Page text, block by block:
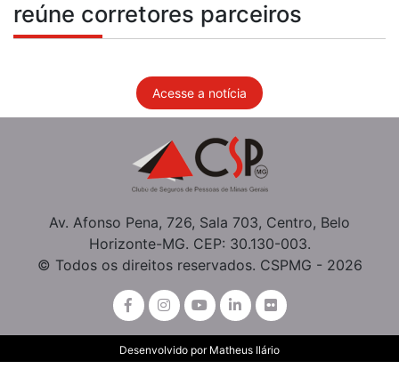
reúne corretores parceiros
Acesse a notícia
Av. Afonso Pena, 726, Sala 703, Centro, Belo
Horizonte-MG. CEP: 30.130-003.
© Todos os direitos reservados. CSPMG - 2026
Desenvolvido por Matheus Ilário